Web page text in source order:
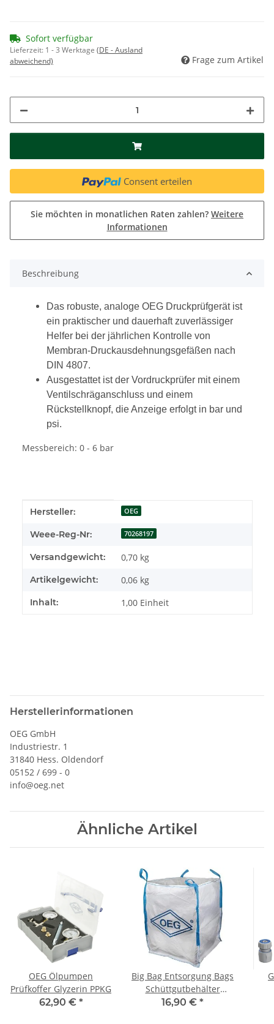
Sofort verfügbar
Lieferzeit: 1 - 3 Werktage (DE - Ausland
abweichend)
Frage zum Artikel
Consent erteilen
Sie möchten in monatlichen Raten zahlen? Weitere
Informationen
Beschreibung
Das robuste, analoge OEG Druckprüfgerät ist
ein praktischer und dauerhaft zuverlässiger
Helfer bei der jährlichen Kontrolle von
Membran-Druckausdehnungsgefäßen nach
DIN 4807.
Ausgestattet ist der Vordruckprüfer mit einem
Ventilschräganschluss und einem
Rückstellknopf, die Anzeige erfolgt in bar und
psi.
Messbereich: 0 - 6 bar
Produkteigenschaft
Wert
Hersteller: OEG
Weee-Reg-Nr: 70268197
Versandgewicht: 0,70 kg
Artikelgewicht: 0,06 kg
Inhalt: 1,00 Einheit
Herstellerinformationen
OEG GmbH
Industriestr. 1
31840 Hess. Oldendorf
05152 / 699 - 0
info@oeg.net
Ähnliche Artikel
OEG Ölpumpen
Prüfkoffer Glyzerin PPKG
62,90 € *
Big Bag Entsorgung Bags
Schüttgutbehälter
Einweg Sackoben offen
16,90 € *